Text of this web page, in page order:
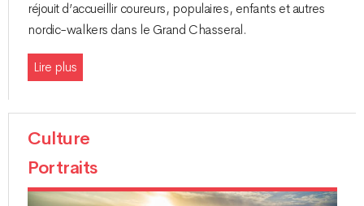
réjouit d’accueillir coureurs, populaires, enfants et autres
nordic-walkers dans le Grand Chasseral.
Lire plus
Culture
Portraits